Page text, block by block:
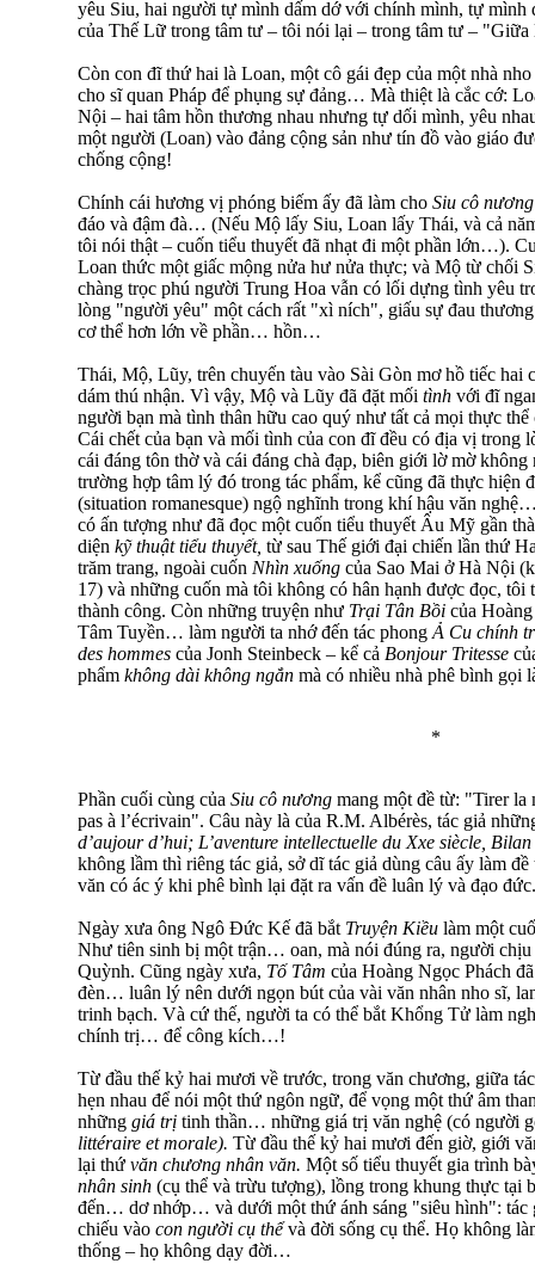
yêu Siu, hai người tự mình dấm dớ với chính mình, tự mình
của Thế Lữ trong tâm tư – tôi nói lại – trong tâm tư –
Còn con đĩ thứ hai là Loan, một cô gái đẹp của một nhà
cho sĩ quan Pháp để phụng sự đảng… Mà thiệt là cắc cớ:
Nội – hai tâm hồn thương nhau nhưng tự dối mình, yêu
một người (Loan) vào đảng cộng sản như tín đồ vào giáo
chống cộng!
Chính cái hương vị phóng biếm ấy đã làm cho Siu cô nương
đáo và đậm đà… (Nếu Mộ lấy Siu, Loan lấy Thái, và cả
tôi nói thật – cuốn tiểu thuyết đã nhạt đi một phần lớn…).
Loan thức một giấc mộng nửa hư nửa thực; và Mộ từ chối
chàng trọc phú người Trung Hoa vẫn có lối dựng tình yêu
lòng "người yêu" một cách rất "xì ních", giấu sự đau
cơ thể hơn lớn về phần… hồn…
Thái, Mộ, Lũy, trên chuyến tàu vào Sài Gòn mơ hồ tiếc hai
dám thú nhận. Vì vậy, Mộ và Lũy đã đặt mối tình với đĩ
người bạn mà tình thân hữu cao quý như tất cả mọi thực
Cái chết của bạn và mối tình của con đĩ đều có địa vị
cái đáng tôn thờ và cái đáng chà đạp, biên giới lờ mờ
trường hợp tâm lý đó trong tác phẩm, kể cũng đã thực hiện
(situation romanesque) ngộ nghĩnh trong khí hậu văn
có ấn tượng như đã đọc một cuốn tiểu thuyết Âu Mỹ gần
diện kỹ thuật tiểu thuyết, từ sau Thế giới đại chiến lần thứ
trăm trang, ngoài cuốn Nhìn xuống của Sao Mai ở Hà Nội
17) và những cuốn mà tôi không có hân hạnh được đọc, tôi
thành công. Còn những truyện như Trại Tân Bồi của
Tâm Tuyền… làm người ta nhớ đến tác phong Ả Cu chính
des hommes của Jonh Steinbeck – kể cả Bonjour Tritesse
phẩm không dài không ngắn mà có nhiều nhà phê bình gọi
*
Phần cuối cùng của Siu cô nương mang một đề từ: "Tirer la
pas à l’écrivain". Câu này là của R.M. Albérès, tác giả
d’aujour d’hui; L’aventure intellectuelle du Xxe siècle,
không lầm thì riêng tác giả, sở dĩ tác giả dùng câu ấy làm
văn có ác ý khi phê bình lại đặt ra vấn đề luân lý và đạo đức.
Ngày xưa ông Ngô Đức Kế đã bắt Truyện Kiều làm một
Như tiên sinh bị một trận… oan, mà nói đúng ra, người chịu
Quỳnh. Cũng ngày xưa, Tố Tâm của Hoàng Ngọc Phách
đèn… luân lý nên dưới ngọn bút của vài văn nhân nho sĩ,
trinh bạch. Và cứ thế, người ta có thể bắt Khổng Tử làm
chính trị… để công kích…!
Từ đầu thế kỷ hai mươi về trước, trong văn chương, giữa
hẹn nhau để nói một thứ ngôn ngữ, để vọng một thứ âm
những giá trị tinh thần… những giá trị văn nghệ (có người
littéraire et morale). Từ đầu thế kỷ hai mươi đến giờ, giới
lại thứ văn chương nhân văn. Một số tiểu thuyết gia trình
nhân sinh (cụ thể và trừu tượng), lồng trong khung thực tại
đến… dơ nhớp… và dưới một thứ ánh sáng "siêu hình": tác
chiếu vào con người cụ thểvà đời sống cụ thể. Họ không
thống – họ không dạy đời…